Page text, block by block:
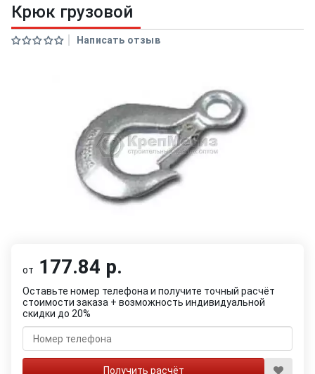
Крюк грузовой
Написать отзыв
от 177.84 р.
Оставьте номер телефона и получите точный расчёт
стоимости заказа + возможность индивидуальной
скидки до 20%